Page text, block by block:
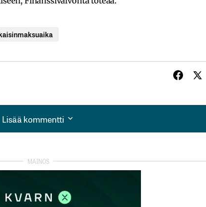
Lisää kommentti
Lisää kommentti